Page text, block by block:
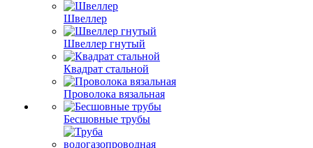
Швеллер
Швеллер гнутый
Квадрат стальной
Проволока вязальная
Бесшовные трубы